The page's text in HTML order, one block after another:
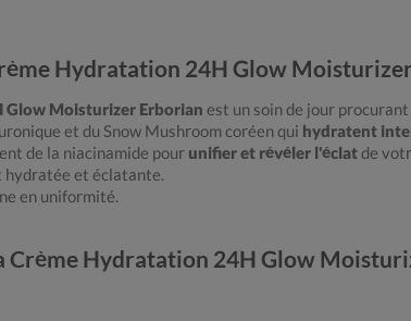
Hydratation 24H Glow
Glow Moisturizer Erborian est un soin de jour procurant
et du Snow Mushroom coréen qui hydratent
de la niacinamide pour unifier et révéler l'éclatde
hydratée et éclatante.
en uniformité.
Crème Hydratation 24H Glow